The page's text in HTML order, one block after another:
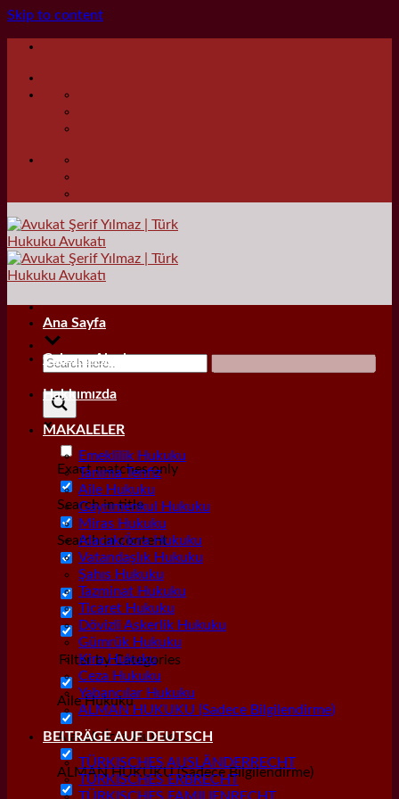
Skip to content
Exact matches only
Search in title
Search in content
Filter by Categories
Aile Hukuku
Alacak/İcra Hukuku
ALMAN HUKUKU (Sadece Bilgilendirme)
Ana Sayfa
Çalışma Alanları
Hakkımızda
MAKALELER
Emeklilik Hukuku
Tanıma Tenfiz
Aile Hukuku
Gayrımenkul Hukuku
Miras Hukuku
Alacak/İcra Hukuku
Vatandaşlık Hukuku
Şahıs Hukuku
Tazminat Hukuku
Ticaret Hukuku
Dövizli Askerlik Hukuku
Gümrük Hukuku
Kira Hukuku
Ceza Hukuku
Yabancılar Hukuku
ALMAN HUKUKU (Sadece Bilgilendirme)
BEITRÄGE AUF DEUTSCH
TÜRKISCHES AUSLÄNDERRECHT
TÜRKISCHES ERBRECHT